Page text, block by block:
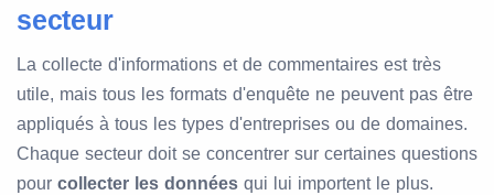
secteur
La collecte d'informations et de commentaires est très
utile, mais tous les formats d'enquête ne peuvent pas être
appliqués à tous les types d'entreprises ou de domaines.
Chaque secteur doit se concentrer sur certaines questions
pour collecter les données qui lui importent le plus.